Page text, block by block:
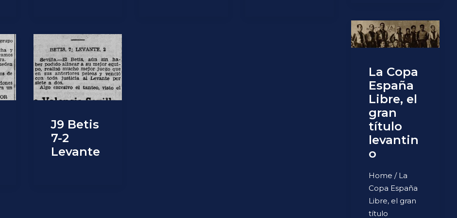
La Copa
España
Libre, el
gran
título
levantin
o
Home / La
Copa España
Libre, el gran
título
J9 Betis
7-2
Levante